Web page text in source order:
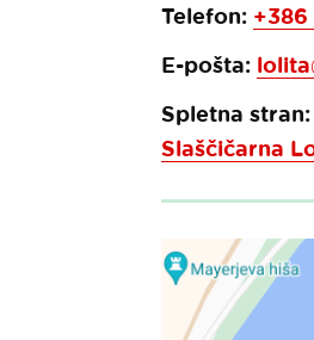
Telefon: +386
E-pošta:
Spletna stran:
Slaščičarna